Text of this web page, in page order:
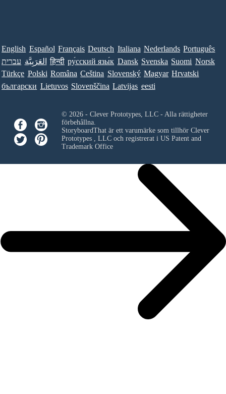
English Español Français Deutsch Italiana Nederlands Português
עברית العَرَبِيَّة हिन्दी ру́сский язы́к Dansk Svenska Suomi Norsk
Türkçe Polski Româna Ceština Slovenský Magyar Hrvatski
български Lietuvos Slovenščina Latvijas eesti
© 2026 - Clever Prototypes, LLC - Alla rättigheter
förbehållna.
StoryboardThat är ett varumärke som tillhör Clever
Prototypes , LLCoch registrerat i US Patent and
Trademark Office